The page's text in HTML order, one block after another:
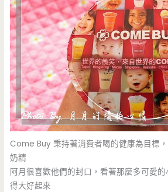
Come Buy 秉持著消費者喝的健康為目標
奶精
阿月很喜歡他們的封口，看著那麼多可愛
得大好起來